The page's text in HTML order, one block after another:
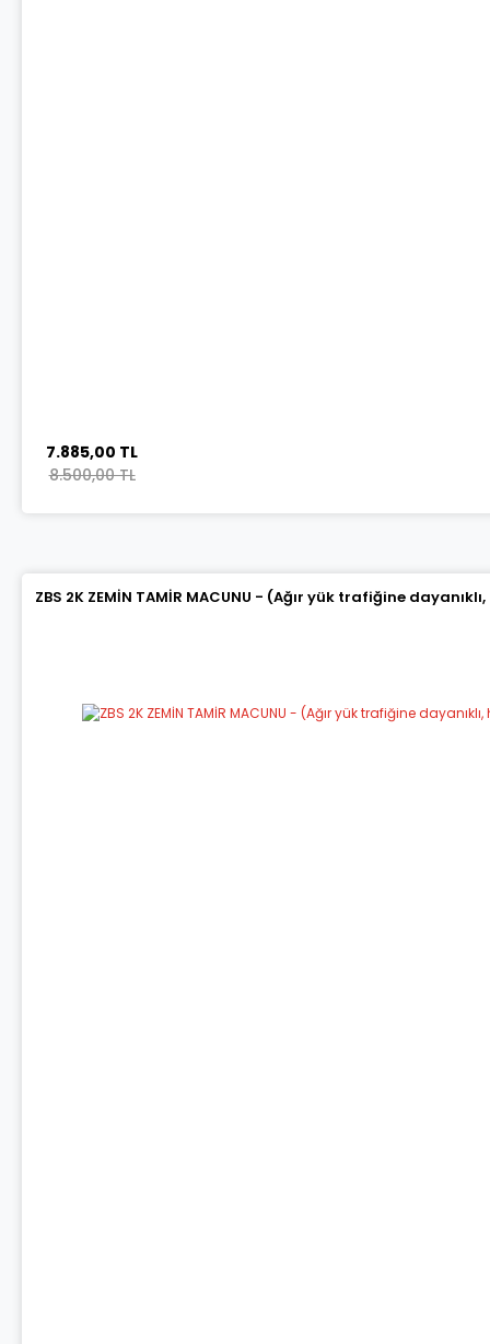
7.885,00 TL
8.500,00 TL
ZBS 2K ZEMİN TAMİR MACUNU - (Ağır yük trafiğine